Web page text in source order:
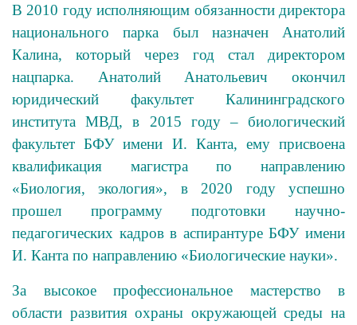
В 2010 году исполняющим обязанности директора
национального парка был назначен Анатолий
Калина, который через год стал директором
нацпарка. Анатолий Анатольевич окончил
юридический факультет Калининградского
института МВД, в 2015 году – биологический
факультет БФУ имени И. Канта, ему присвоена
квалификация магистра по направлению
«Биология, экология», в 2020 году успешно
прошел программу подготовки научно-
педагогических кадров в аспирантуре БФУ имени
И. Канта по направлению «Биологические науки».
За высокое профессиональное мастерство в
области развития охраны окружающей среды на